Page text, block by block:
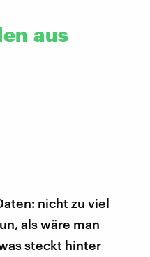
aus
nicht zu viel
als wäre man
steckt hinter